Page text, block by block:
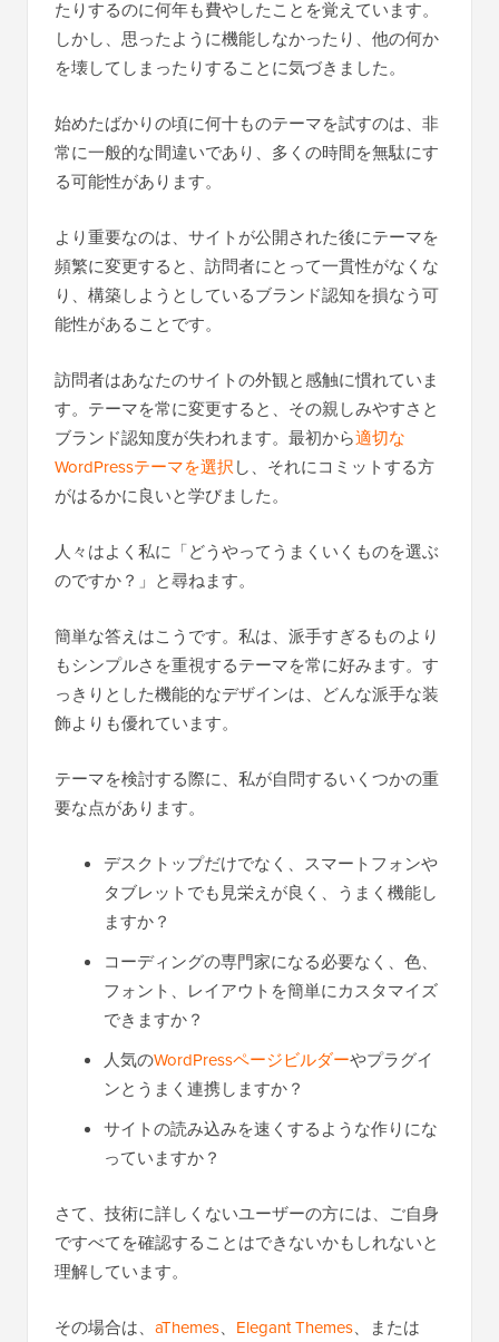
たりするのに何年も費やしたことを覚えています。
しかし、思ったように機能しなかったり、他の何か
を壊してしまったりすることに気づきました。
始めたばかりの頃に何十ものテーマを試すのは、非
常に一般的な間違いであり、多くの時間を無駄にす
る可能性があります。
より重要なのは、サイトが公開された後にテーマを
頻繁に変更すると、訪問者にとって一貫性がなくな
り、構築しようとしているブランド認知を損なう可
能性があることです。
訪問者はあなたのサイトの外観と感触に慣れていま
す。テーマを常に変更すると、その親しみやすさと
ブランド認知度が失われます。最初から適切な
WordPressテーマを選択し、それにコミットする方
がはるかに良いと学びました。
人々はよく私に「どうやってうまくいくものを選ぶ
のですか？」と尋ねます。
簡単な答えはこうです。私は、派手すぎるものより
もシンプルさを重視するテーマを常に好みます。す
っきりとした機能的なデザインは、どんな派手な装
飾よりも優れています。
テーマを検討する際に、私が自問するいくつかの重
要な点があります。
デスクトップだけでなく、スマートフォンや
タブレットでも見栄えが良く、うまく機能し
ますか？
コーディングの専門家になる必要なく、色、
フォント、レイアウトを簡単にカスタマイズ
できますか？
人気のWordPressページビルダーやプラグイ
ンとうまく連携しますか？
サイトの読み込みを速くするような作りにな
っていますか？
さて、技術に詳しくないユーザーの方には、ご自身
ですべてを確認することはできないかもしれないと
理解しています。
その場合は、 aThemes、 Elegant Themes、または